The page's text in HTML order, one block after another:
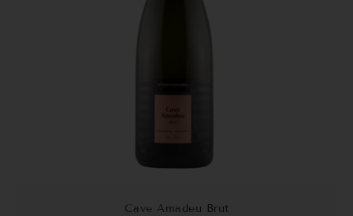
Cave Amadeu Brut